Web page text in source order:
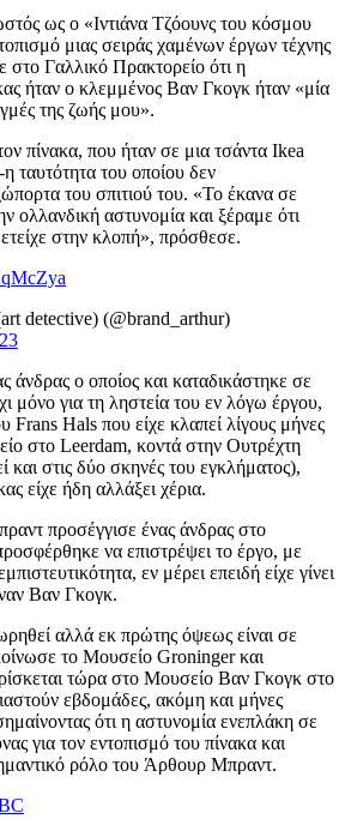
ως ο «Ιντιάνα Τζόουνς του κόσμου
μιας σειράς χαμένων έργων τέχνης
Γαλλικό Πρακτορείο ότι η
ήταν ο κλεμμένος Βαν Γκογκ ήταν «μία
της ζωής μου».
πίνακα, που ήταν σε μια τσάντα Ikea
ταυτότητα του οποίου δεν
του σπιτιού του. «Το έκανα σε
ολλανδική αστυνομία και ξέραμε ότι
στην κλοπή», πρόσθεσε.
detective) (@brand_arthur)
άνδρας ο οποίος και καταδικάστηκε σε
μόνο για τη ληστεία του εν λόγω έργου,
Frans Hals που είχε κλαπεί λίγους μήνες
στο Leerdam, κοντά στην Ουτρέχτη
και στις δύο σκηνές του εγκλήματος),
είχε ήδη αλλάξει χέρια.
προσέγγισε ένας άνδρας στο
να επιστρέψει το έργο, με
εν μέρει επειδή είχε γίνει
Βαν Γκογκ.
αλλά εκ πρώτης όψεως είναι σε
το Μουσείο Groninger και
τώρα στο Μουσείο Βαν Γκογκ στο
εβδομάδες, ακόμη και μήνες
ότι η αστυνομία ενεπλάκη σε
για τον εντοπισμό του πίνακα και
ρόλο του Άρθουρ Μπραντ.